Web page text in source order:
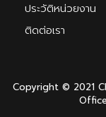
ประวัติหน่วยงาน
ติดต่อเรา
Copyright © 2021